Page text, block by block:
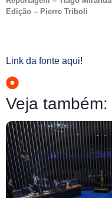
Edição – Pierre Triboli
Link da fonte aqui!
Veja também: